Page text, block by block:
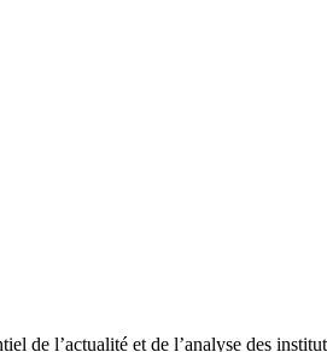
de l’actualité et de l’analyse des